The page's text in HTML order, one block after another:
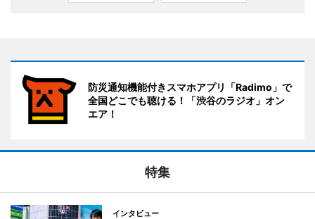
防災通知機能付きスマホアプリ「Radimo」で
全国どこでも聴ける！「渋谷のラジオ」オン
エア！
特集
インタビュー